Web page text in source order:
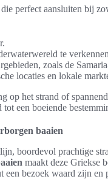
die perfect aansluiten bij
te
zoals de
locaties en lokale
op het strand of
een boeiende
baaien
boordevol prachtige
maakt deze Griekse
een bezoek waard zijn